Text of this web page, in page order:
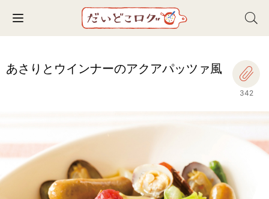
Toggle navigation
あさりとウインナーのアクアパッツァ風
342